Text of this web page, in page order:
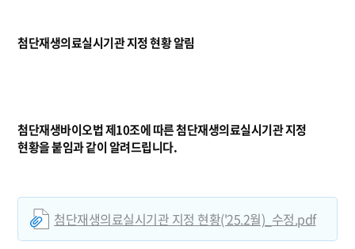
첨단재생의료실시기관 지정 현황 알림
첨단재생바이오법 제10조에 따른 첨단재생의료실시기관 지정
현황을 붙임과 같이 알려드립니다.
첨단재생의료실시기관 지정 현황('25.2월)_수정.pdf